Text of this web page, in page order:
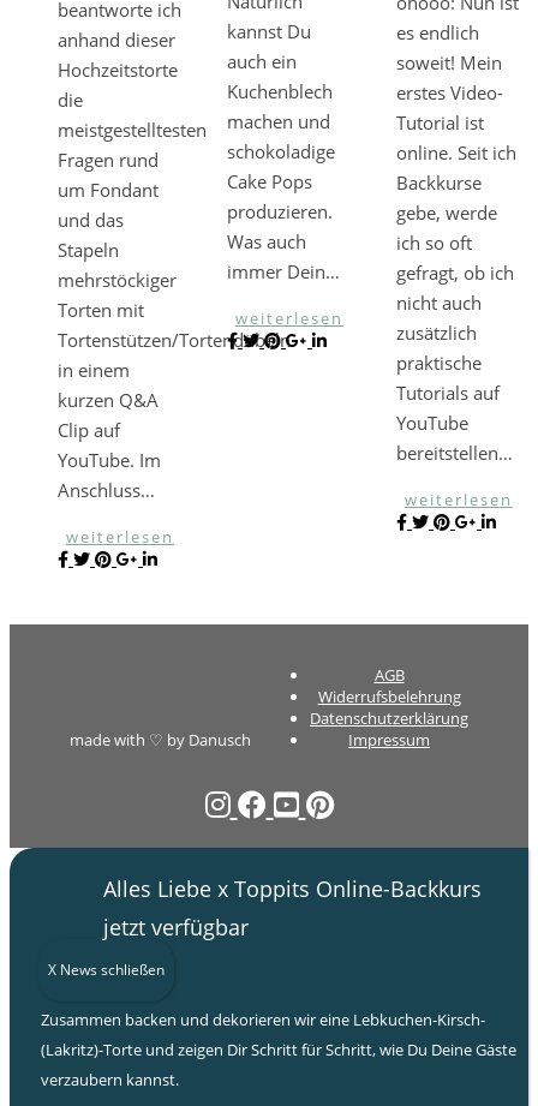
beantworte ich
anhand dieser
Hochzeitstorte
die
meistgestelltesten
Fragen rund
um Fondant
und das
Stapeln
mehrstöckiger
Torten mit
Tortenstützen/Tortendübeln
in einem
kurzen Q&A
Clip auf
YouTube. Im
Anschluss…
weiterlesen
kannst Du
auch ein
Kuchenblech
machen und
schokoladige
Cake Pops
produzieren.
Was auch
immer Dein…
weiterlesen
es endlich
soweit! Mein
erstes Video-
Tutorial ist
online. Seit ich
Backkurse
gebe, werde
ich so oft
gefragt, ob ich
nicht auch
zusätzlich
praktische
Tutorials auf
YouTube
bereitstellen…
weiterlesen
made with ♡ by Danusch
AGB
Widerrufsbelehrung
Datenschutzerklärung
Impressum
Alles Liebe x Toppits Online-Backkurs
jetzt verfügbar
Zusammen backen und dekorieren wir eine Lebkuchen-Kirsch-
(Lakritz)-Torte und zeigen Dir Schritt für Schritt, wie Du Deine Gäste
verzaubern kannst.
X News schließen